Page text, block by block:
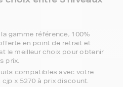
gamme référence, 100%
en point de retrait et
le meilleur choix pour obtenir
prix.
compatibles avec votre
x 5270 à prix discount.